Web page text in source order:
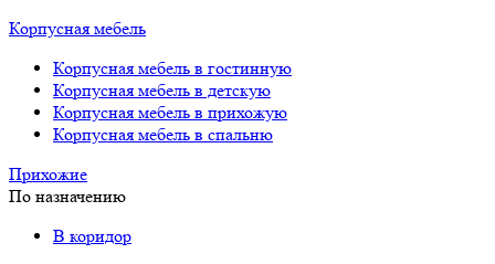
Корпусная мебель
Корпусная мебель в гостинную
Корпусная мебель в детскую
Корпусная мебель в прихожую
Корпусная мебель в спальню
Прихожие
По назначению
В коридор